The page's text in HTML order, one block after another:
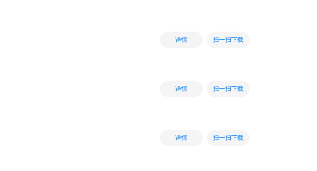
详情 扫一扫下载
详情 扫一扫下载
详情 扫一扫下载